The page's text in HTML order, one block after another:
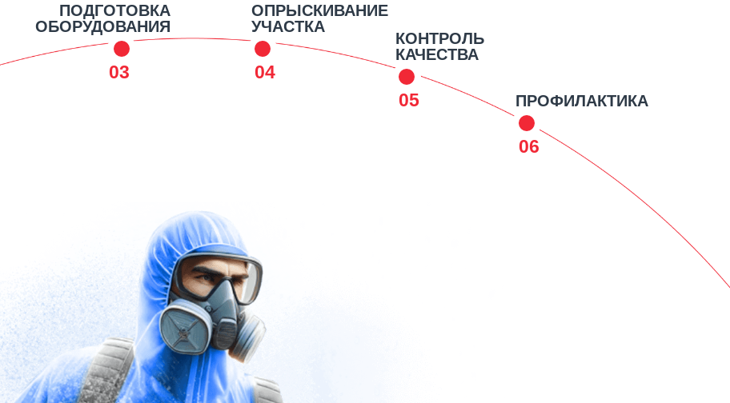
ПОДГОТОВКА
ОБОРУДОВАНИЯ
03
ОПРЫСКИВАНИЕ
УЧАСТКА
04
КОНТРОЛЬ
КАЧЕСТВА
05 ПРОФИЛАКТИКА
06